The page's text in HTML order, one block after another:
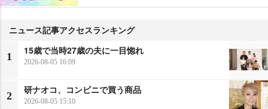
ニュース記事アクセスランキング
1
15歳で当時27歳の夫に一目惚れ
2026-08-05 16:09
2
研ナオコ、コンビニで買う商品
2026-08-05 15:10